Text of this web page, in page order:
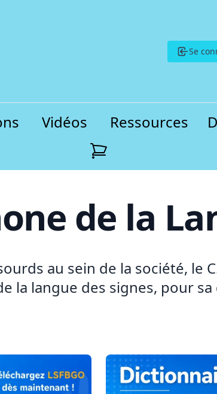
Se
Vidéos Ressources
de la
au sein de la société, le
la langue des signes, pour